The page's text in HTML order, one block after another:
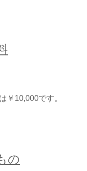
￥10,000です。
の